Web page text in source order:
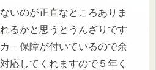
いのが正直なところありま
るかと思うとうんざりです
－保障が付いているので余
応してくれますので５年く